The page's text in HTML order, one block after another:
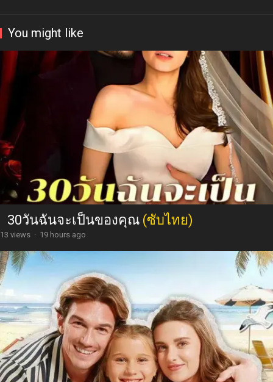
You might like
30วันฉันจะเป็นของคุณ (ซับไทย)
13 views · 19 hours ago